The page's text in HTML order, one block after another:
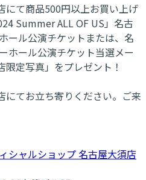
にて商品500円以上お買い上げ
Summer ALL OF US」名古
ール公演チケットまたは、名
ホール公演チケット当選メー
定写真」をプレゼント！
にてお立ち寄りください。ご来
シャルショップ 名古屋大須店